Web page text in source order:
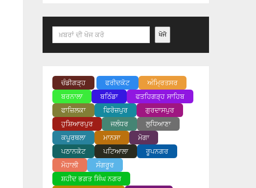
Search ਖੋਜੋ
ਚੰਡੀਗੜ੍ਹ ਫਰੀਦਕੋਟ
ਅੰਮ੍ਰਿਤਸਰ
ਬਰਨਾਲਾ
ਬਠਿੰਡਾ
ਫਤਹਿਗੜ੍ਹ ਸਾਹਿਬ
ਫਾਜ਼ਿਲਕਾ
ਫਿਰੋਜ਼ਪੁਰ
ਗੁਰਦਾਸਪੁਰ
ਹੁਸ਼ਿਆਰਪੁਰ
ਜਲੰਧਰ
ਲੁਧਿਆਣਾ
ਕਪੂਰਥਲਾ
ਮਾਨਸਾ
ਮੋਗਾ
ਪਠਾਨਕੋਟ
ਪਟਿਆਲਾ
ਰੂਪਨਗਰ
ਮੋਹਾਲੀ
ਸੰਗਰੂਰ
ਸ਼ਹੀਦ ਭਗਤ ਸਿੰਘ ਨਗਰ